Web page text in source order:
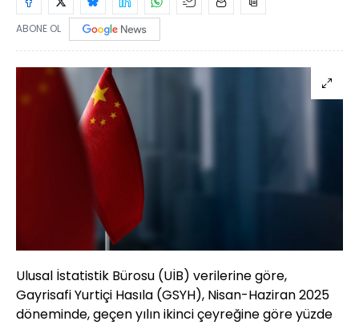
ABONE OL
Ulusal İstatistik Bürosu (UİB) verilerine göre,
Gayrisafi Yurtiçi Hasıla (GSYH), Nisan-Haziran 2025
döneminde, geçen yılın ikinci çeyreğine göre yüzde